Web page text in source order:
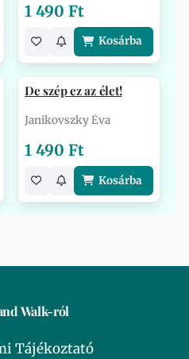
1 490 Ft
Kosárba
De szép ez az élet!
Janikovszky Éva
1 490 Ft
Kosárba
Walk-ról
Tájékoztató